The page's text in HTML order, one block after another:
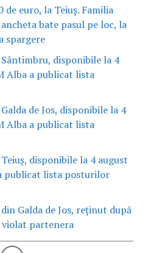
de euro, la Teiuș. Familia
bate pasul pe loc, la
spargere
disponibile la 4
Alba a publicat lista
de Jos, disponibile la 4
Alba a publicat lista
disponibile la 4 august
publicat lista posturilor
Galda de Jos, reținut după
violat partenera